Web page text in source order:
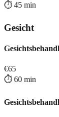
⏱️ 45 min
Gesicht
€65
⏱️ 60 min